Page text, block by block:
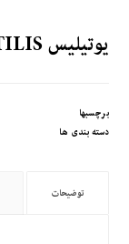
یوتیلیس UTILIS
برچسبها
دسته بندی ها
توضیحات